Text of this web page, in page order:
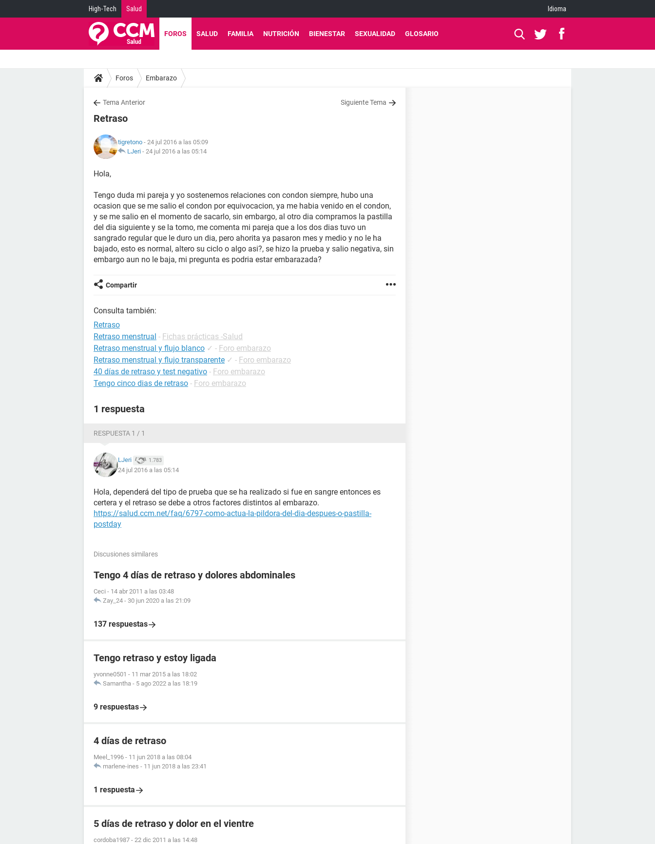
High-Tech Salud Idioma
FOROS SALUD FAMILIA NUTRICIÓN BIENESTAR SEXUALIDAD GLOSARIO
Foros Embarazo
Tema Anterior Siguiente Tema
Retraso
tigretono - 24 jul 2016 a las 05:09
LJeri - 24 jul 2016 a las 05:14
Hola,
Tengo duda mi pareja y yo sostenemos relaciones con condon siempre, hubo una
ocasion que se me salio el condon por equivocacion, ya me habia venido en el condon,
y se me salio en el momento de sacarlo, sin embargo, al otro dia compramos la pastilla
del dia siguiente y se la tomo, me comenta mi pareja que a los dos dias tuvo un
sangrado regular que le duro un dia, pero ahorita ya pasaron mes y medio y no le ha
bajado, esto es normal, altero su ciclo o algo asi?, se hizo la prueba y salio negativa, sin
embargo aun no le baja, mi pregunta es podria estar embarazada?
Compartir
Consulta también:
Retraso
Retraso menstrual - Fichas prácticas -Salud
Retraso menstrual y flujo blanco ✓ - Foro embarazo
Retraso menstrual y flujo transparente ✓ - Foro embarazo
40 días de retraso y test negativo - Foro embarazo
Tengo cinco dias de retraso - Foro embarazo
1 respuesta
RESPUESTA 1 / 1
LJeri 1.783
24 jul 2016 a las 05:14
Hola, dependerá del tipo de prueba que se ha realizado si fue en sangre entonces es
certera y el retraso se debe a otros factores distintos al embarazo.
https://salud.ccm.net/faq/6797-como-actua-la-pildora-del-dia-despues-o-pastilla-
postday
Discusiones similares
Tengo 4 días de retraso y dolores abdominales
Ceci - 14 abr 2011 a las 03:48
Zay_24 - 30 jun 2020 a las 21:09
137 respuestas
Tengo retraso y estoy ligada
yvonne0501 - 11 mar 2015 a las 18:02
Samantha - 5 ago 2022 a las 18:19
9 respuestas
4 días de retraso
Meel_1996 - 11 jun 2018 a las 08:04
marlene-ines - 11 jun 2018 a las 23:41
1 respuesta
5 días de retraso y dolor en el vientre
cordoba1987 - 22 dic 2011 a las 14:48